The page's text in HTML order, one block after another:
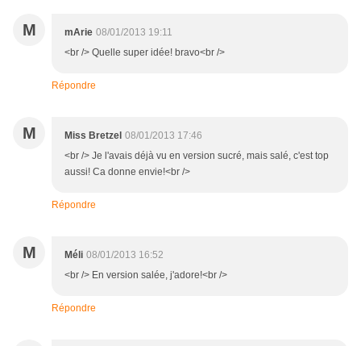
M mArie 08/01/2013 19:11
<br /> Quelle super idée! bravo<br />
Répondre
M Miss Bretzel 08/01/2013 17:46
<br /> Je l'avais déjà vu en version sucré, mais salé, c'est top
aussi! Ca donne envie!<br />
Répondre
M Méli 08/01/2013 16:52
<br /> En version salée, j'adore!<br />
Répondre